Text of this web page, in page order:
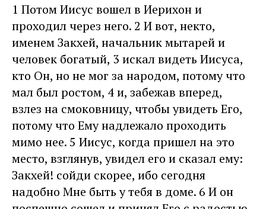
1 Потом Иисус вошел в Иерихон и
проходил через него. 2 И вот, некто,
именем Закхей, начальник мытарей и
человек богатый, 3 искал видеть Иисуса,
кто Он, но не мог за народом, потому что
мал был ростом, 4 и, забежав вперед,
взлез на смоковницу, чтобы увидеть Его,
потому что Ему надлежало проходить
мимо нее. 5 Иисус, когда пришел на это
место, взглянув, увидел его и сказал ему:
Закхей! сойди скорее, ибо сегодня
надобно Мне быть у тебя в доме. 6 И он